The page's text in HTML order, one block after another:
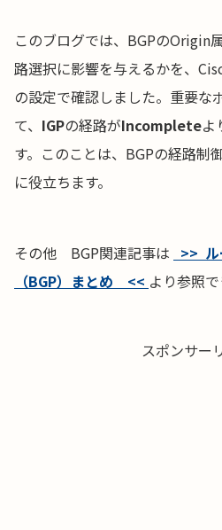
このブログでは、BGPのOrigin
路選択に影響を与えるかを、
の設定で確認しました。重要な
て、 IGPの経路がIncompleteよ
す。このことは、BGPの経路制
に役立ちます。
その他 BGP関連記事は >> ル
（BGP）まとめ << より参照で
スポンサー